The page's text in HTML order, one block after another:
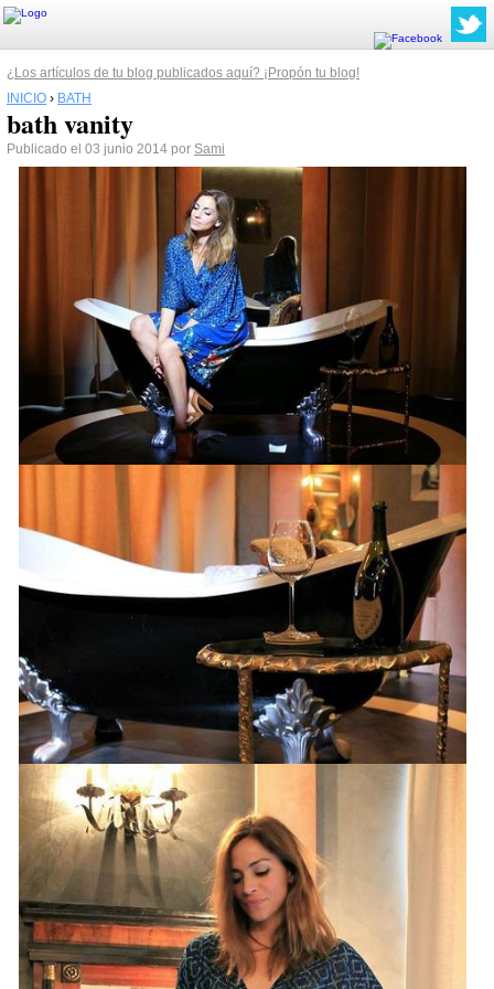
¿Los artículos de tu blog publicados aquí? ¡Propón tu blog!
INICIO › BATH
bath vanity
Publicado el 03 junio 2014 por Sami